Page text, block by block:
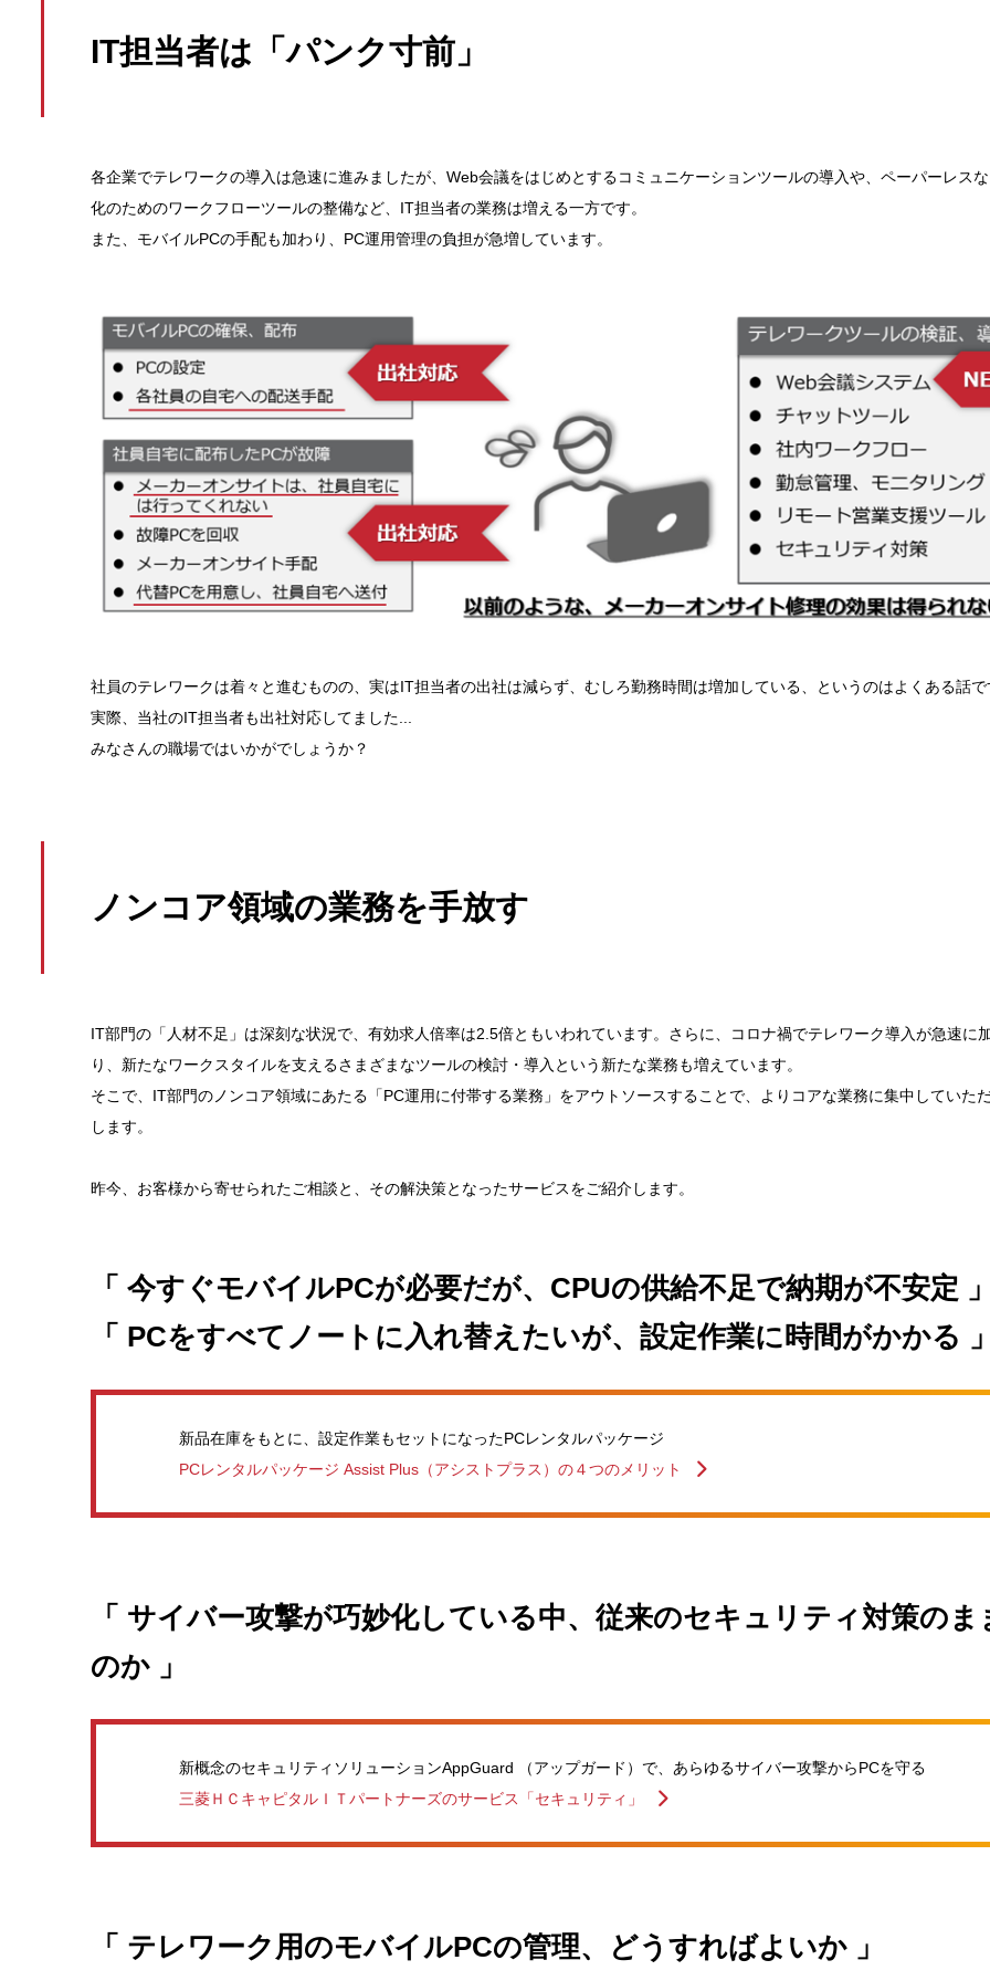
IT担当者は「パンク寸前」
各企業でテレワークの導入は急速に進みましたが、Web会議をはじめとするコミュニケーションツールの導入や、ペーパーレス
化のためのワークフローツールの整備など、IT担当者の業務は増える一方です。
また、モバイルPCの手配も加わり、PC運用管理の負担が急増しています。
社員のテレワークは着々と進むものの、実はIT担当者の出社は減らず、むしろ勤務時間は増加している、というのはよくある話で
実際、当社のIT担当者も出社対応してました...
みなさんの職場ではいかがでしょうか？
ノンコア領域の業務を手放す
IT部門の「人材不足」は深刻な状況で、有効求人倍率は2.5倍ともいわれています。さらに、コロナ禍でテレワーク導入が急速に
り、新たなワークスタイルを支えるさまざまなツールの検討・導入という新たな業務も増えています。
そこで、IT部門のノンコア領域にあたる「PC運用に付帯する業務」をアウトソースすることで、よりコアな業務に集中していた
します。
昨今、お客様から寄せられたご相談と、その解決策となったサービスをご紹介します。
「 今すぐモバイルPCが必要だが、CPUの供給不足で納期が不安定
「 PCをすべてノートに入れ替えたいが、設定作業に時間がかかる
新品在庫をもとに、設定作業もセットになったPCレンタルパッケージ
PCレンタルパッケージ Assist Plus（アシストプラス）の４つのメリット
「 サイバー攻撃が巧妙化している中、従来のセキュリティ対策の
のか 」
新概念のセキュリティソリューションAppGuard （アップガード）で、あらゆるサイバー攻撃からPCを守る
三菱ＨＣキャピタルＩＴパートナーズのサービス「セキュリティ」
「 テレワーク用のモバイルPCの管理、どうすればよいか 」